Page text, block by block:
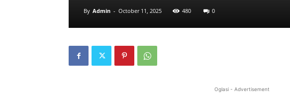
By Admin - October 11, 2025 480 0
Oglasi - Advertisement